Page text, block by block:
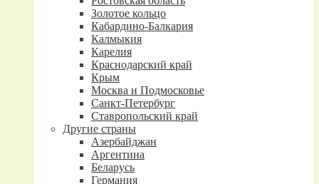
Золотое кольцо
Кабардино-Балкария
Калмыкия
Карелия
Краснодарский край
Крым
Москва и Подмосковье
Санкт-Петербург
Ставропольский край
Другие страны
Азербайджан
Аргентина
Беларусь
Германия